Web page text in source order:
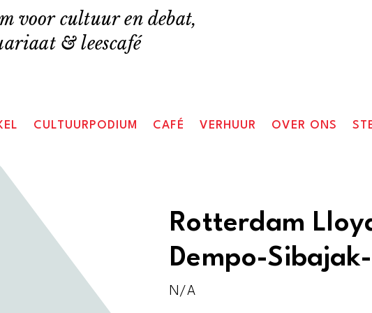
voor cultuur en debat,
& leescafé
CULTUURPODIUM CAFÉ VERHUUR OVER ONS
Rotterdam
Dempo-
N/A